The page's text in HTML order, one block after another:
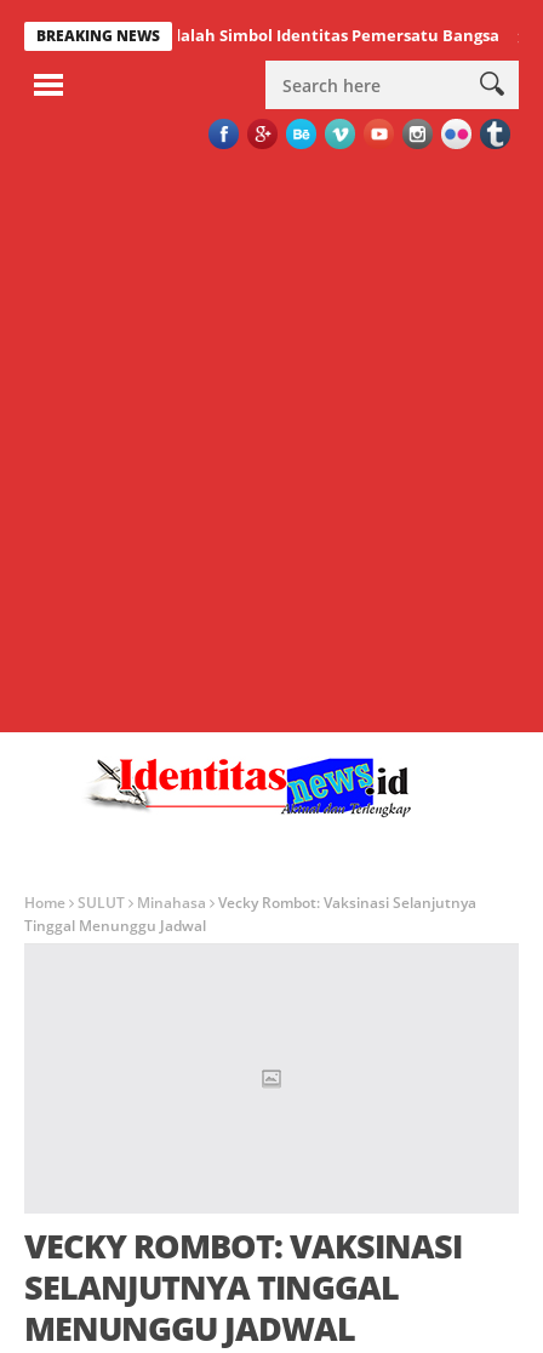
BREAKING NEWS
ini Adalah Simbol Identitas Pemersatu Bangsa SMP
Home SULUT Minahasa
Vecky Rombot: Vaksinasi Selanjutnya
Tinggal Menunggu Jadwal
VECKY ROMBOT: VAKSINASI
SELANJUTNYA TINGGAL
MENUNGGU JADWAL